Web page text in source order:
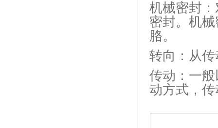
机械密封
密封。机
胳。
转向：从
传动：一
动方式，